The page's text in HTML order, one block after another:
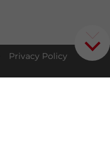
Privacy Policy